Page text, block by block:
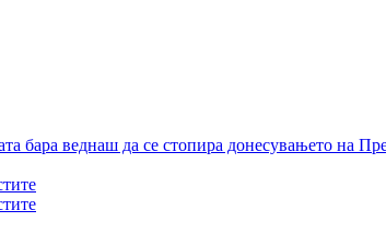
бара веднаш да се стопира донесувањето на